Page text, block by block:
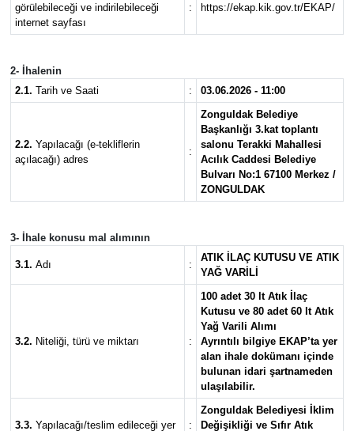
görülebileceği ve indirilebileceği
internet sayfası
: https://ekap.kik.gov.tr/EKAP/
2- İhalenin
2.1. Tarih ve Saati : 03.06.2026 - 11:00
2.2. Yapılacağı (e-tekliflerin
açılacağı) adres
:
Zonguldak Belediye
Başkanlığı 3.kat toplantı
salonu Terakki Mahallesi
Acılık Caddesi Belediye
Bulvarı No:1 67100 Merkez /
ZONGULDAK
3- İhale konusu mal alımının
3.1. Adı :
ATIK İLAÇ KUTUSU VE ATIK
YAĞ VARİLİ
3.2. Niteliği, türü ve miktarı :
100 adet 30 lt Atık İlaç
Kutusu ve 80 adet 60 lt Atık
Yağ Varili Alımı
Ayrıntılı bilgiye EKAP’ta yer
alan ihale dokümanı içinde
bulunan idari şartnameden
ulaşılabilir.
3.3. Yapılacağı/teslim edileceği yer :
Zonguldak Belediyesi İklim
Değişikliği ve Sıfır Atık